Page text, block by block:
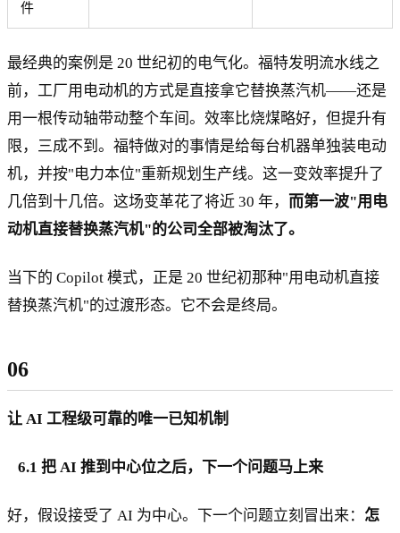
件
最经典的案例是 20 世纪初的电气化。福特发明流水线之
前，工厂用电动机的方式是直接拿它替换蒸汽机——还是
用一根传动轴带动整个车间。效率比烧煤略好，但提升有
限，三成不到。福特做对的事情是给每台机器单独装电动
机，并按"电力本位"重新规划生产线。这一变效率提升了
几倍到十几倍。这场变革花了将近 30 年， 而第一波"用电
动机直接替换蒸汽机"的公司全部被淘汰了。
当下的 Copilot 模式，正是 20 世纪初那种"用电动机直接
替换蒸汽机"的过渡形态。它不会是终局。
06
让 AI 工程级可靠的唯一已知机制
6.1 把 AI 推到中心位之后，下一个问题马上来
好，假设接受了 AI 为中心。下一个问题立刻冒出来： 怎